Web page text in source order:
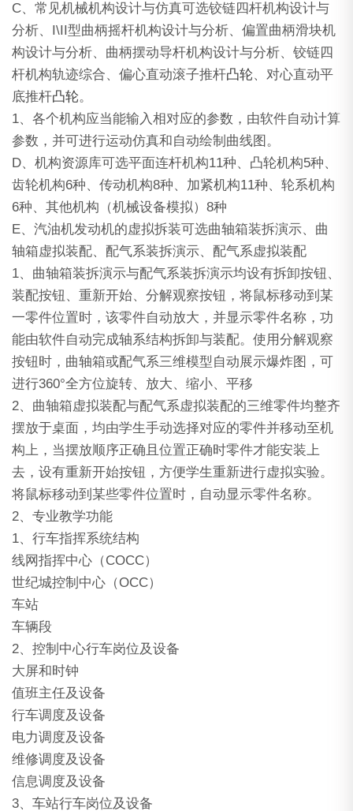
C、常见机械机构设计与仿真可选铰链四杆机构设计与
分析、I\II型曲柄摇杆机构设计与分析、偏置曲柄滑块机
构设计与分析、曲柄摆动导杆机构设计与分析、铰链四
杆机构轨迹综合、偏心直动滚子推杆凸轮、对心直动平
底推杆凸轮。
1、各个机构应当能输入相对应的参数，由软件自动计算
参数，并可进行运动仿真和自动绘制曲线图。
D、机构资源库可选平面连杆机构11种、凸轮机构5种、
齿轮机构6种、传动机构8种、加紧机构11种、轮系机构
6种、其他机构（机械设备模拟）8种
E、汽油机发动机的虚拟拆装可选曲轴箱装拆演示、曲
轴箱虚拟装配、配气系装拆演示、配气系虚拟装配
1、曲轴箱装拆演示与配气系装拆演示均设有拆卸按钮、
装配按钮、重新开始、分解观察按钮，将鼠标移动到某
一零件位置时，该零件自动放大，并显示零件名称，功
能由软件自动完成轴系结构拆卸与装配。使用分解观察
按钮时，曲轴箱或配气系三维模型自动展示爆炸图，可
进行360°全方位旋转、放大、缩小、平移
2、曲轴箱虚拟装配与配气系虚拟装配的三维零件均整齐
摆放于桌面，均由学生手动选择对应的零件并移动至机
构上，当摆放顺序正确且位置正确时零件才能安装上
去，设有重新开始按钮，方便学生重新进行虚拟实验。
将鼠标移动到某些零件位置时，自动显示零件名称。
2、专业教学功能
1、行车指挥系统结构
线网指挥中心（COCC）
世纪城控制中心（OCC）
车站
车辆段
2、控制中心行车岗位及设备
大屏和时钟
值班主任及设备
行车调度及设备
电力调度及设备
维修调度及设备
信息调度及设备
3、车站行车岗位及设备